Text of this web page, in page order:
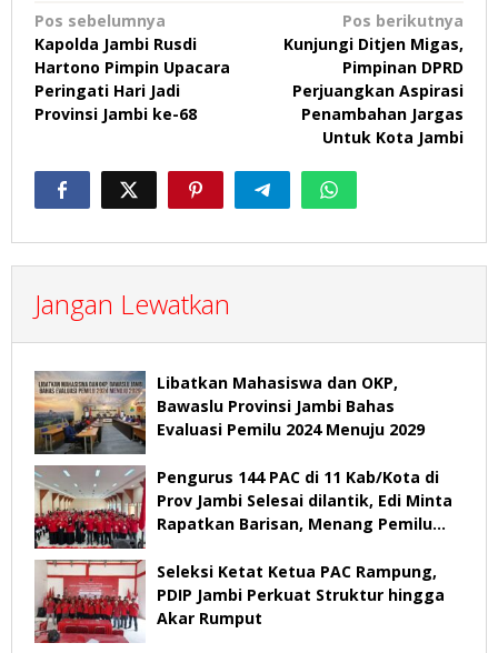
Navigasi
pos
Pos sebelumnya
Kapolda Jambi Rusdi
Hartono Pimpin Upacara
Peringati Hari Jadi
Provinsi Jambi ke-68
Pos berikutnya
Kunjungi Ditjen Migas,
Pimpinan DPRD
Perjuangkan Aspirasi
Penambahan Jargas
Untuk Kota Jambi
Jangan Lewatkan
Libatkan Mahasiswa dan OKP,
Bawaslu Provinsi Jambi Bahas
Evaluasi Pemilu 2024 Menuju 2029
Pengurus 144 PAC di 11 Kab/Kota di
Prov Jambi Selesai dilantik, Edi Minta
Rapatkan Barisan, Menang Pemilu
Seleksi Ketat Ketua PAC Rampung,
PDIP Jambi Perkuat Struktur hingga
Akar Rumput